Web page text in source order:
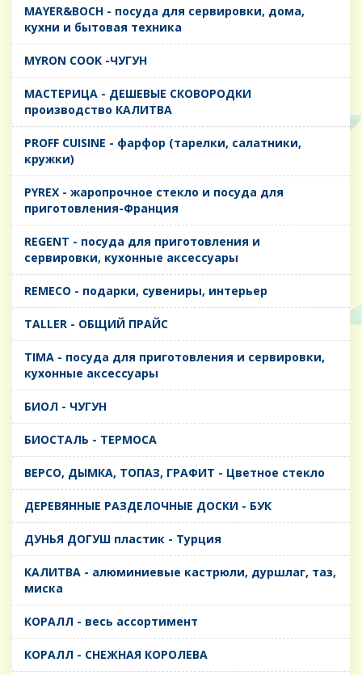
MAYER&BOCH - посуда для сервировки, дома,
кухни и бытовая техника
MYRON COOK -ЧУГУН
MАСТЕРИЦА - ДЕШЕВЫЕ СКОВОРОДКИ
производство КАЛИТВА
PROFF CUISINE - фарфор (тарелки, салатники,
кружки)
PYREX - жаропрочное стекло и посуда для
приготовления-Франция
REGENT - посуда для приготовления и
сервировки, кухонные аксессуары
REMECO - подарки, сувениры, интерьер
TALLER - ОБЩИЙ ПРАЙС
TIMA - посуда для приготовления и сервировки,
кухонные аксессуары
БИОЛ - ЧУГУН
БИОСТАЛЬ - ТЕРМОСА
ВЕРСО, ДЫМКА, ТОПАЗ, ГРАФИТ - Цветное стекло
ДЕРЕВЯННЫЕ РАЗДЕЛОЧНЫЕ ДОСКИ - БУК
ДУНЬЯ ДОГУШ пластик - Турция
КАЛИТВА - алюминиевые кастрюли, дуршлаг, таз,
миска
КОРАЛЛ - весь ассортимент
КОРАЛЛ - СНЕЖНАЯ КОРОЛЕВА